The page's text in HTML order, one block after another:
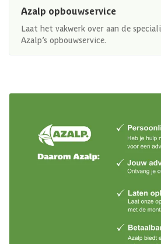
Azalp opbouwservice
Laat het vakwerk over aan de
Azalp’s opbouwservice.